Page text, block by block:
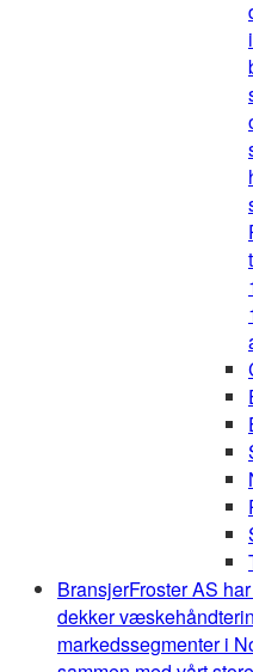
BransjerFroster AS
dekker
markedssegmenter i